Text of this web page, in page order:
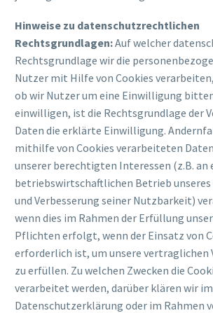
Hinweise zu datenschutzrechtlichen
Rechtsgrundlagen:Auf welcher
Rechtsgrundlage wir die
Nutzer mit Hilfe von Cookies
ob wir Nutzer um eine Einwilligung
einwilligen, ist die Rechtsgrundlage der
Daten die erklärte Einwilligung.
mithilfe von Cookies verarbeiteten
unserer berechtigten Interessen (z.B. an
betriebswirtschaftlichen Betrieb
und Verbesserung seiner Nutzbarkeit)
wenn dies im Rahmen der Erfüllung
Pflichten erfolgt, wenn der Einsatz von
erforderlich ist, um unsere vertraglichen
zu erfüllen. Zu welchen Zwecken die
verarbeitet werden, darüber klären wir
Datenschutzerklärung oder im Rahmen